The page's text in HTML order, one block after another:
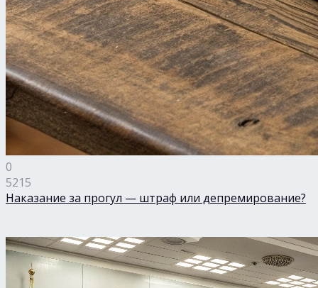
0
5215
Наказание за прогул — штраф или депремирование?